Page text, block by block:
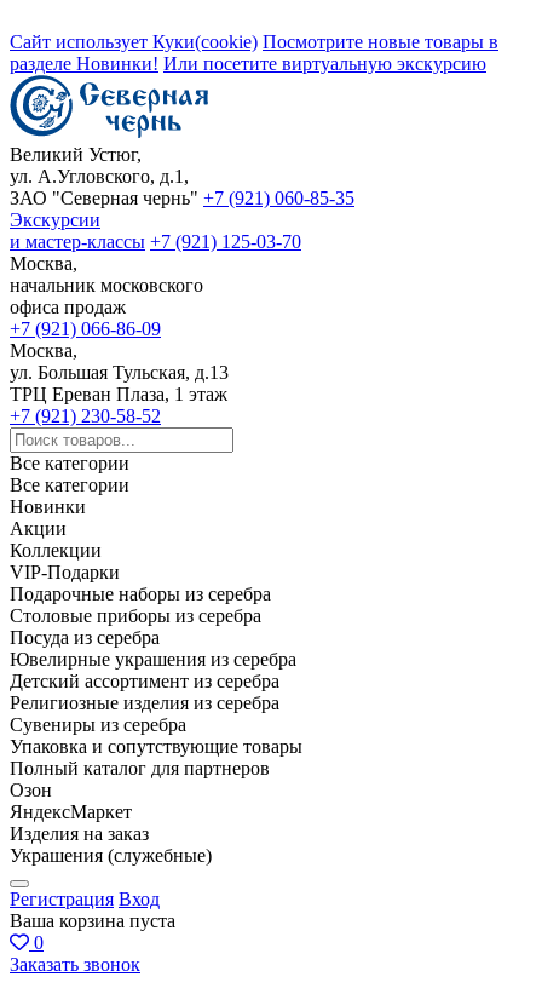
Сайт использует Куки(cookie) Посмотрите новые товары в
разделе Новинки! Или посетите виртуальную экскурсию
Великий Устюг,
ул. А.Угловского, д.1,
ЗАО "Северная чернь" +7 (921) 060-85-35
Экскурсии
и мастер-классы +7 (921) 125-03-70
Москва,
начальник московского
офиса продаж
+7 (921) 066-86-09
Москва,
ул. Большая Тульская, д.13
ТРЦ Ереван Плаза, 1 этаж
+7 (921) 230-58-52
Все категории
Все категории
Новинки
Акции
Коллекции
VIP-Подарки
Подарочные наборы из серебра
Столовые приборы из серебра
Посуда из серебра
Ювелирные украшения из серебра
Детский ассортимент из серебра
Религиозные изделия из серебра
Сувениры из серебра
Упаковка и сопутствующие товары
Полный каталог для партнеров
Озон
ЯндексМаркет
Изделия на заказ
Украшения (служебные)
Регистрация Вход
Ваша корзина пуста
0
Заказать звонок